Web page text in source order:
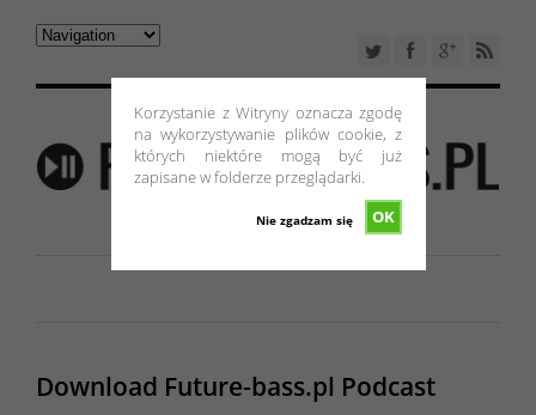
Korzystanie z Witryny oznacza zgodę
na wykorzystywanie plików cookie, z
których niektóre mogą być już
zapisane w folderze przeglądarki.
OK
Nie zgadzam się
Download Future-bass.pl Podcast